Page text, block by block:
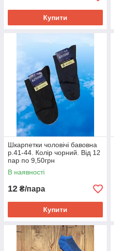
Купити
Шкарпетки чоловічі бавовна
р.41-44. Колір чорний. Від 12
пар по 9,50грн
В наявності
12 ₴/пара
Купити